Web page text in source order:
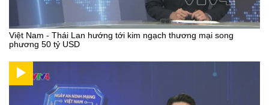
Việt Nam - Thái Lan hướng tới kim ngạch thương mại song
phương 50 tỷ USD